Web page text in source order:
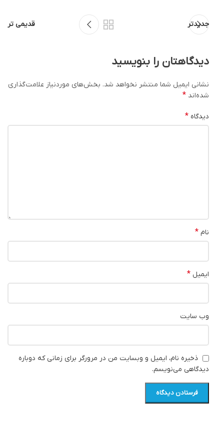
جدیدتر قدیمی تر
دیدگاهتان را بنویسید
نشانی ایمیل شما منتشر نخواهد شد. بخش‌های موردنیاز علامت‌گذاری
شده‌اند *
دیدگاه *
نام *
ایمیل *
وب‌ سایت
ذخیره نام، ایمیل و وبسایت من در مرورگر برای زمانی که دوباره
دیدگاهی می‌نویسم.